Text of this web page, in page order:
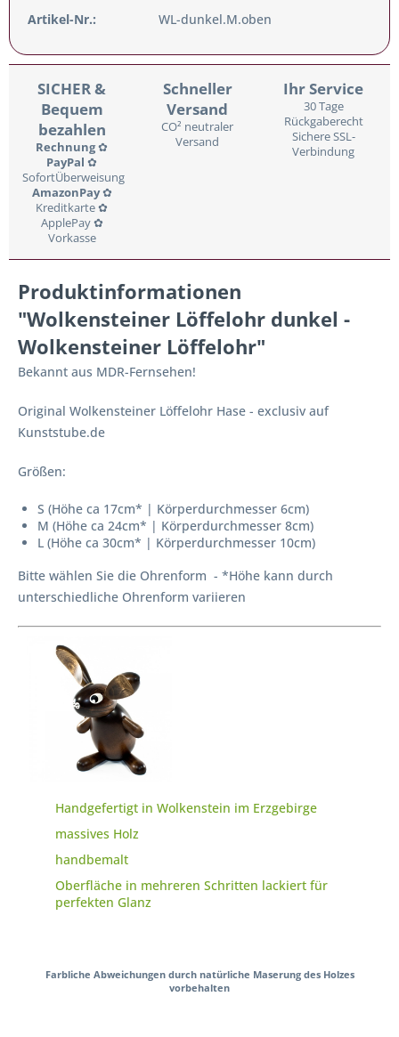
Artikel-Nr.:
WL-dunkel.M.oben
SICHER &
Bequem
bezahlen
Rechnung✿
PayPal ✿
SofortÜberweisung
AmazonPay✿
Kreditkarte ✿
ApplePay ✿
Vorkasse
Schneller
Versand
CO² neutraler
Versand
Ihr Service
30 Tage
Rückgaberecht
Sichere SSL-
Verbindung
Produktinformationen
"Wolkensteiner Löffelohr dunkel -
Wolkensteiner Löffelohr"
Bekannt aus MDR-Fernsehen!
Original Wolkensteiner Löffelohr Hase - exclusiv auf
Kunststube.de
Größen:
S (Höhe ca 17cm* | Körperdurchmesser 6cm)
M (Höhe ca 24cm* | Körperdurchmesser 8cm)
L (Höhe ca 30cm* | Körperdurchmesser 10cm)
Bitte wählen Sie die Ohrenform - *Höhe kann durch
unterschiedliche Ohrenform variieren
Handgefertigt in Wolkenstein im Erzgebirge
massives Holz
handbemalt
Oberfläche in mehreren Schritten lackiert für
perfekten Glanz
Farbliche Abweichungen durch natürliche Maserung des Holzes
vorbehalten